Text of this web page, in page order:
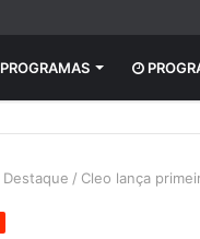
PROGRAMAS
Destaque / Cleo lança